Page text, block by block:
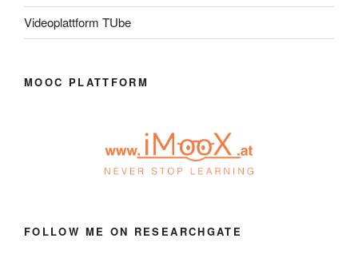
Videoplattform TUbe
MOOC PLATTFORM
FOLLOW ME ON RESEARCHGATE